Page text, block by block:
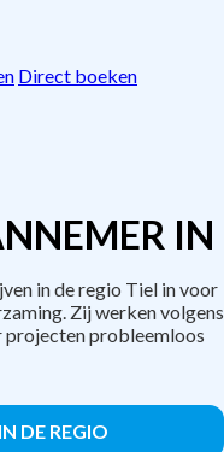
Direct boeken
IN
in de regio Tiel in voor
Zij werken volgens
projecten probleemloos
DE REGIO